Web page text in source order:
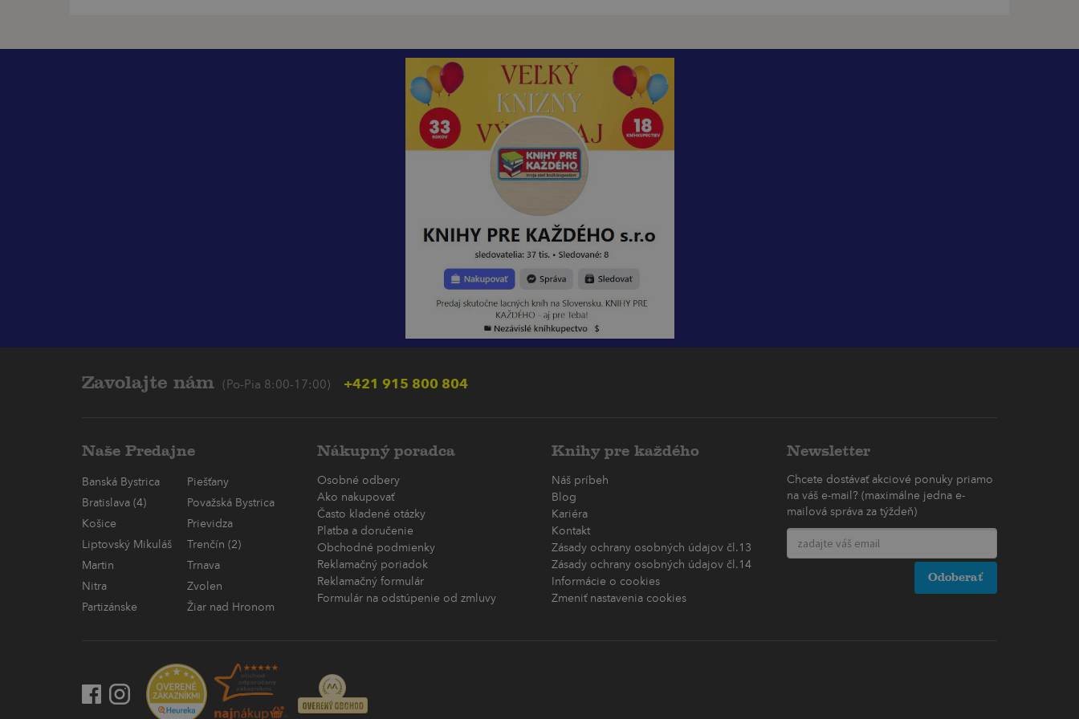
Zavolajte nám (Po-Pia 8:00-17:00) +421 915 800 804
Naše Predajne
Banská Bystrica
Piešťany
Bratislava (4)
Považská Bystrica
Košice
Prievidza
Liptovský Mikuláš
Trenčín (2)
Martin
Trnava
Nitra
Zvolen
Partizánske
Žiar nad Hronom
Nákupný poradca
Osobné odbery
Ako nakupovať
Často kladené otázky
Platba a doručenie
Obchodné podmienky
Reklamačný poriadok
Reklamačný formulár
Formulár na odstúpenie od zmluvy
Knihy pre každého
Náš príbeh
Blog
Kariéra
Kontakt
Zásady ochrany osobných údajov čl.13
Zásady ochrany osobných údajov čl.14
Informácie o cookies
Zmeniť nastavenia cookies
Newsletter
Chcete dostávať akciové ponuky priamo
na váš e-mail? (maximálne jedna e-
mailová správa za týždeň)
Odoberať